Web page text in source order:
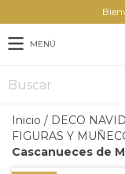
MENÚ
Inicio / DECO
FIGURAS Y
Cascanueces de